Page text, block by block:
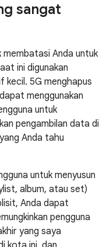
sangat
Anda untuk
ini digunakan
kecil. 5G menghapus
menggunakan
untuk
pengambilan data di
Anda tahu
untuk menyusun
album, atau set)
Anda dapat
pengguna
yang saya